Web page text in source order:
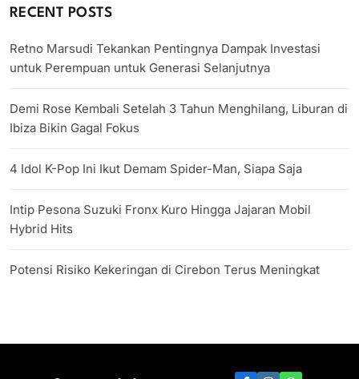
RECENT POSTS
Retno Marsudi Tekankan Pentingnya Dampak Investasi
untuk Perempuan untuk Generasi Selanjutnya
Demi Rose Kembali Setelah 3 Tahun Menghilang, Liburan di
Ibiza Bikin Gagal Fokus
4 Idol K-Pop Ini Ikut Demam Spider-Man, Siapa Saja
Intip Pesona Suzuki Fronx Kuro Hingga Jajaran Mobil
Hybrid Hits
Potensi Risiko Kekeringan di Cirebon Terus Meningkat